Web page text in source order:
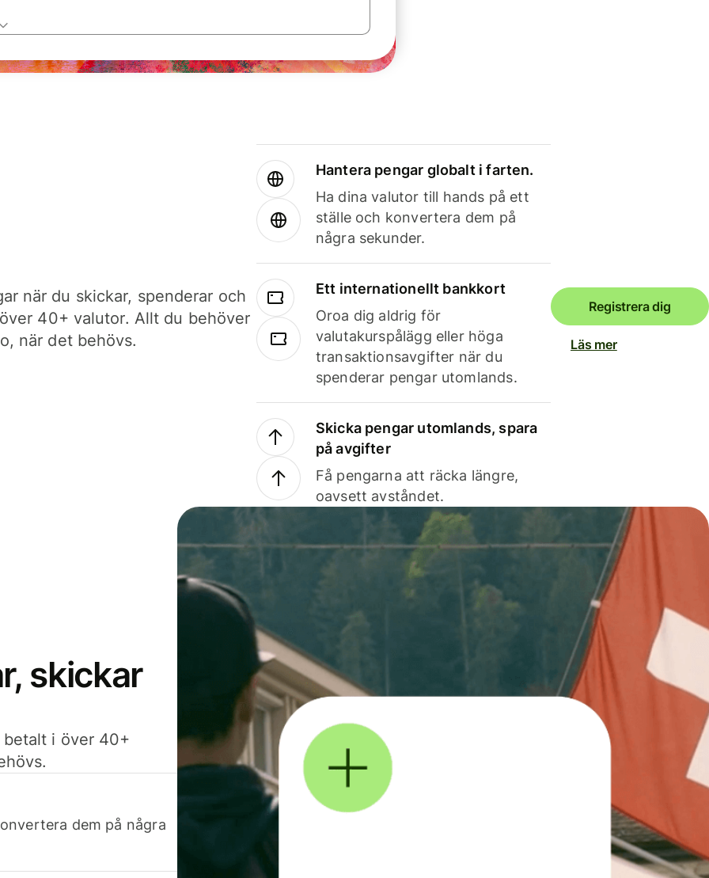
när du skickar, spenderar och
40+ valutor. Allt du behöver
när det behövs.
Hantera pengar globalt i farten.
Ha dina valutor till hands på ett
ställe och konvertera dem på
några sekunder.
Ett internationellt bankkort
Oroa dig aldrig för
valutakurspålägg eller höga
transaktionsavgifter när du
spenderar pengar utomlands.
Skicka pengar utomlands, spara
på avgifter
Få pengarna att räcka längre,
oavsett avståndet.
Registrera dig
Läs mer
skickar
betalt i över 40+
dem på några